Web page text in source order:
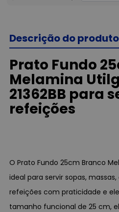
Descrição do produto
Prato Fundo
Melamina
21362BB para
refeições
O Prato Fundo 25cm Branco
ideal para servir sopas,
refeições com praticidade e
tamanho funcional de 25 cm,